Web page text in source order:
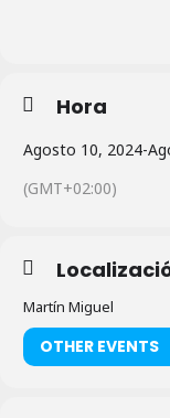
Hora
Agosto 10, 2024-
(GMT+02:00)
Martín Miguel
OTHER EVENTS